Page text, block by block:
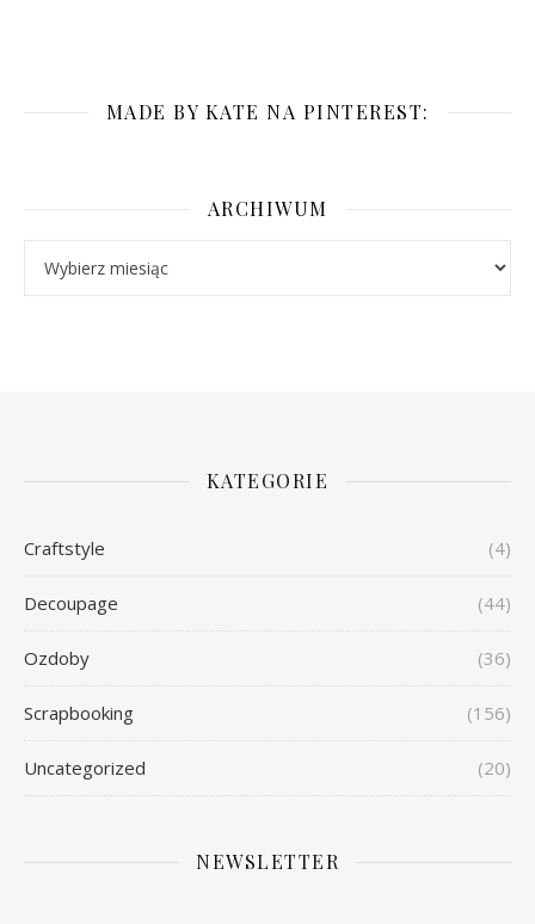
MADE BY KATE NA PINTEREST:
ARCHIWUM
KATEGORIE
Craftstyle (4)
Decoupage (44)
Ozdoby (36)
Scrapbooking (156)
Uncategorized (20)
NEWSLETTER